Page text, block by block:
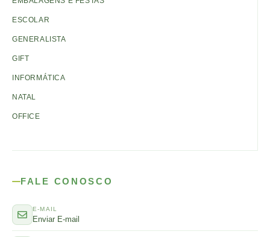
ESCOLAR
GENERALISTA
GIFT
INFORMÁTICA
NATAL
OFFICE
FALE CONOSCO
E-MAIL
Enviar E-mail